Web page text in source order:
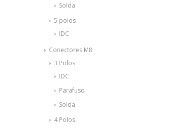
Solda
5 polos
IDC
Conectores M8
3 Polos
IDC
Parafuso
Solda
4 Polos